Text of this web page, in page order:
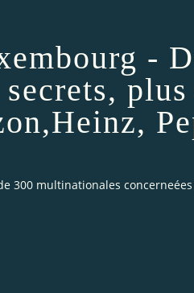
-
multinationales concerneées